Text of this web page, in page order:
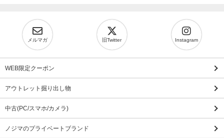
メルマガ 旧Twitter Instagram
WEB限定クーポン
アウトレット掘り出し物
中古(PC/スマホ/カメラ)
ノジマのプライベートブランド